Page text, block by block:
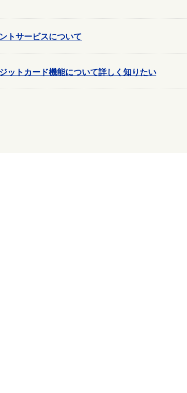
トサービスについて
ットカード機能について詳しく知りたい